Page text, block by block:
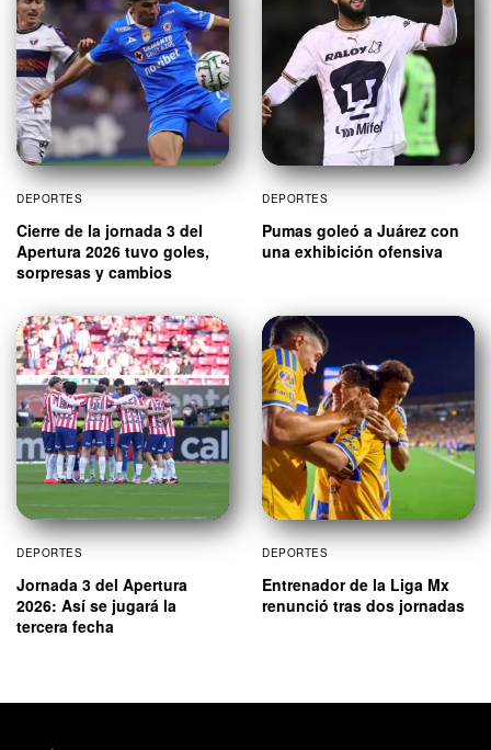
DEPORTES
Cierre de la jornada 3 del
Apertura 2026 tuvo goles,
sorpresas y cambios
DEPORTES
Pumas goleó a Juárez con
una exhibición ofensiva
DEPORTES
Jornada 3 del Apertura
2026: Así se jugará la
tercera fecha
DEPORTES
Entrenador de la Liga Mx
renunció tras dos jornadas